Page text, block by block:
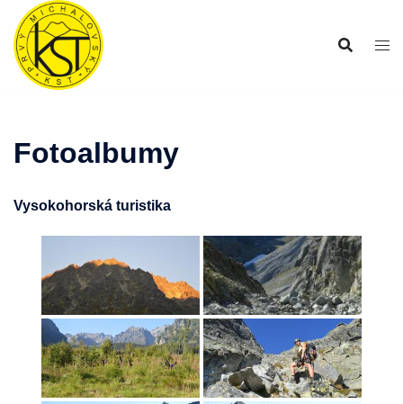
Preskočiť
obsah
Fotoalbumy
Vysokohorská turistika